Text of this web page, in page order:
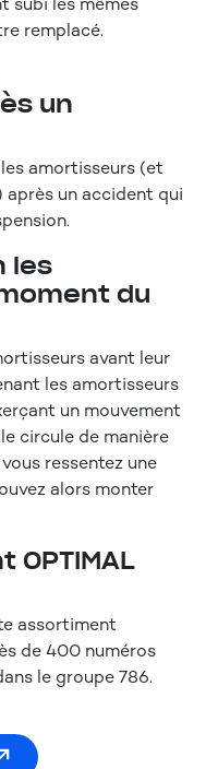
remplacé.
un
amortisseurs (et
un accident qui
les
du
avant leur
les amortisseurs
un mouvement
circule de manière
ressentez une
alors monter
assortiment
de 400 numéros
le groupe 786.